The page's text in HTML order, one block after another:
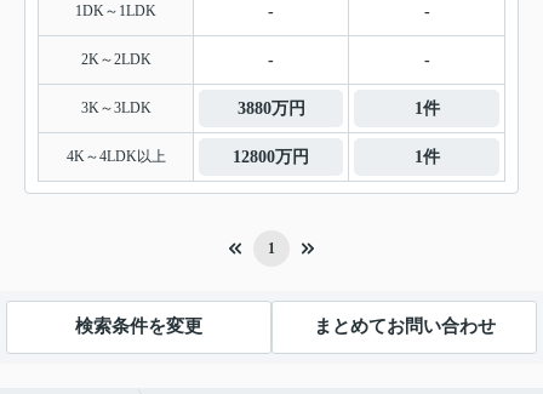
1DK～1LDK - -
2K～2LDK - -
3K～3LDK 3880万円 1件
4K～4LDK以上 12800万円 1件
1
検索条件を変更 まとめてお問い合わせ